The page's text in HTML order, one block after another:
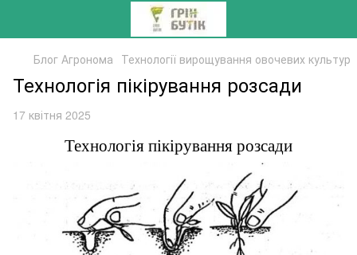
Блог Агронома Технології вирощування овочевих культур
Технологія пікірування розсади
17 квітня 2025
Технологія пікірування розсади